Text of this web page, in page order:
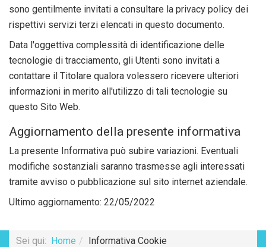
sono gentilmente invitati a consultare la privacy policy dei
rispettivi servizi terzi elencati in questo documento.
Data l'oggettiva complessità di identificazione delle
tecnologie di tracciamento, gli Utenti sono invitati a
contattare il Titolare qualora volessero ricevere ulteriori
informazioni in merito all'utilizzo di tali tecnologie su
questo Sito Web.
Aggiornamento della presente informativa
La presente Informativa può subire variazioni. Eventuali
modifiche sostanziali saranno trasmesse agli interessati
tramite avviso o pubblicazione sul sito internet aziendale.
Ultimo aggiornamento: 22/05/2022
Sei qui: Home Informativa Cookie